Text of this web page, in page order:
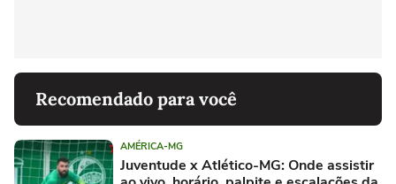
Recomendado para você
AMÉRICA-MG
Juventude x Atlético-MG: Onde assistir